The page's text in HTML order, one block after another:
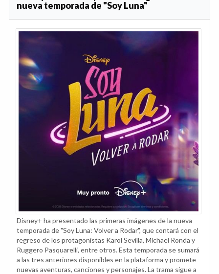
nueva temporada de "Soy Luna"
Disney+ ha presentado las primeras imágenes de la nueva
temporada de "Soy Luna: Volver a Rodar", que contará con el
regreso de los protagonistas Karol Sevilla, Michael Ronda y
Ruggero Pasquarelli, entre otros. Esta temporada se sumará
a las tres anteriores disponibles en la plataforma y promete
nuevas aventuras, canciones y personajes. La trama sigue a